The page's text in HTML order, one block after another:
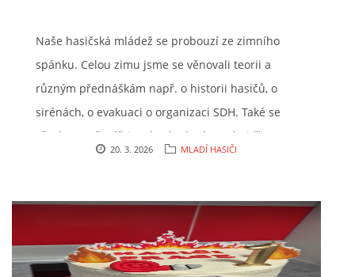
Naše hasičská mládež se probouzí ze zimního
spánku. Celou zimu jsme se věnovali teorii a
různým přednáškám např. o historii hasičů, o
sirénách, o evakuaci o organizaci SDH. Také se
všechny naše děti staly plnohodnotnými členy
jste si všimli i nové nástěnky na zastávce, kterou
jsme vytvořili z fotek z naší činnosti.
Teď, když se rozjařilo, věnujeme se práci s
20. 3. 2026 MLADÍ HASIČI